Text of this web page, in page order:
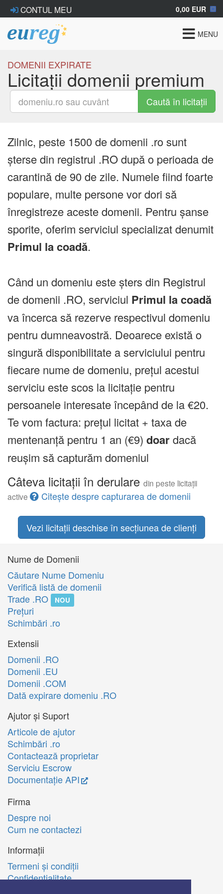
CONTUL MEU 0,00 EUR
Toggle
MENU
DOMENII EXPIRATE
Licitații domenii premium
Caută în licitații
Zilnic, peste 1500 de domenii .ro sunt
șterse din registrul .RO după o perioada de
carantină de 90 de zile. Numele fiind foarte
populare, multe persone vor dori să
înregistreze aceste domenii. Pentru șanse
sporite, oferim serviciul specializat denumit
Primul la coadă.
Când un domeniu este șters din Registrul
de domenii .RO, serviciul Primul la coadă
va încerca să rezerve respectivul domeniu
pentru dumneavostră. Deoarece există o
singură disponibilitate a serviciului pentru
fiecare nume de domeniu, prețul acestui
serviciu este scos la licitație pentru
persoanele interesate începând de la €20.
Te vom factura: prețul licitat + taxa de
mentenanță pentru 1 an (€9) doardacă
reușim să capturăm domeniul
Câteva licitații în derulare din peste licitații
active
Citește despre capturarea de domenii
Vezi licitații deschise în secțiunea de clienți
Nume de Domenii
Căutare Nume Domeniu
Verifică listă de domenii
Trade .RO
NOU
Preţuri
Schimbări .ro
Extensii
Domenii .RO
Domenii .EU
Domenii .COM
Dată expirare domeniu .RO
Ajutor și Suport
Articole de ajutor
Schimbări .ro
Contactează proprietar
Serviciu Escrow
Documentație API
Firma
Despre noi
Cum ne contactezi
Informații
Termeni şi condiţii
Confidenţialitate